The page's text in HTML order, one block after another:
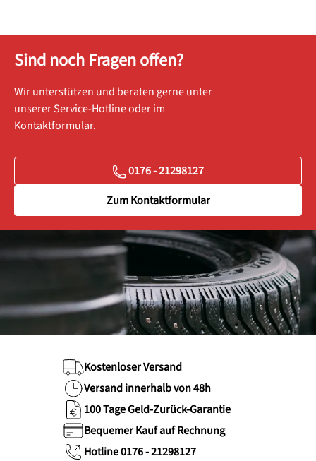
Sind noch Fragen offen?
Wir unterstützen und beraten gerne unter
unserer Service-Hotline oder im
Kontaktformular.
0176 - 21298127
Zum Kontaktformular
Kostenloser Versand
Versand innerhalb von 48h
100 Tage Geld-Zurück-Garantie
Bequemer Kauf auf Rechnung
Hotline 0176 - 21298127